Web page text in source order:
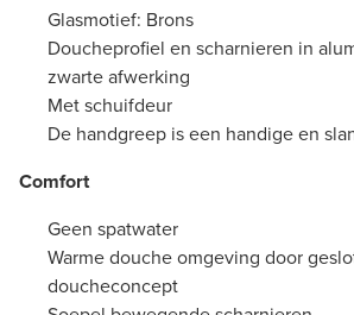
Glasmotief: Brons
Doucheprofiel en scharnieren in
zwarte afwerking
Met schuifdeur
De handgreep is een handige en
Comfort
Geen spatwater
Warme douche omgeving door
doucheconcept